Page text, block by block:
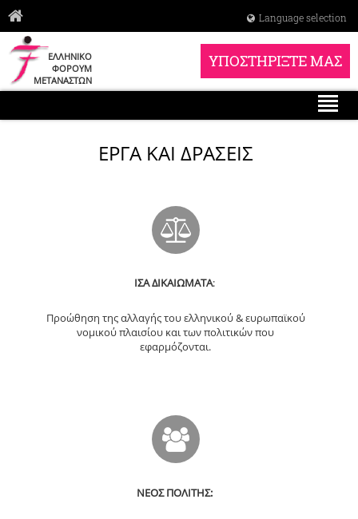
Language selection
ΕΛΛΗΝΙΚΟ
ΦΟΡΟΥΜ
ΜΕΤΑΝΑΣΤΩΝ
ΥΠΟΣΤΗΡΙΞΤΕ ΜΑΣ
ΕΡΓΑ ΚΑΙ ΔΡΑΣΕΙΣ
ΙΣΑ ΔΙΚΑΙΩΜΑΤΑ:
Προώθηση της αλλαγής του ελληνικού & ευρωπαϊκού
νομικού πλαισίου και των πολιτικών που
εφαρμόζονται.
ΝΕΟΣ ΠΟΛΙΤΗΣ: